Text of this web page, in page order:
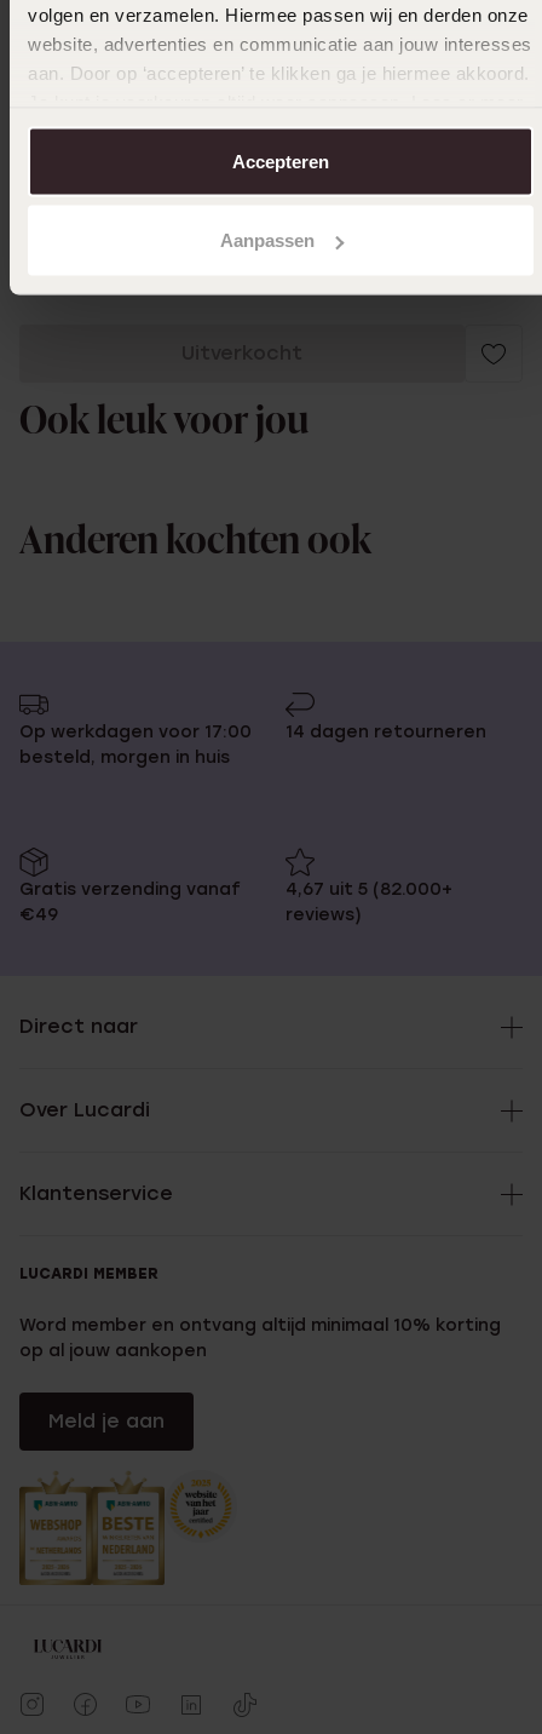
volgen en verzamelen. Hiermee passen wij en derden onze
website, advertenties en communicatie aan jouw interesses
aan. Door op ‘accepteren’ te klikken ga je hiermee akkoord.
over in onscookiebeleid.
Accepteren
Aanpassen
25-02-2024 - Inge Marije L.
15-01-2024 - Leonie S.
Super mooi! Past precies. Ik ben positief
Uitverkocht
Ook leuk voor jou
Anderen kochten ook
Op werkdagen voor 17:00
besteld, morgen in huis
14 dagen retourneren
Gratis verzending vanaf
€49
4,67 uit 5 (82.000+
reviews)
Direct naar
Over Lucardi
Klantenservice
LUCARDI MEMBER
Word member en ontvang altijd minimaal 10% korting
op al jouw aankopen
Meld je aan